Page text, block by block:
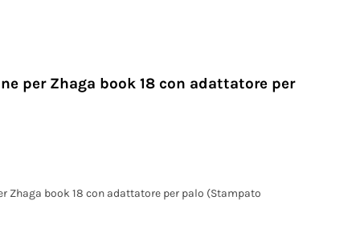
per Zhaga book 18 con adattatore per
Zhaga book 18 con adattatore per palo (Stampato